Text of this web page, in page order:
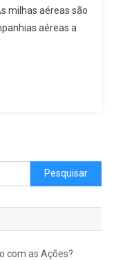
milhas aéreas são
aéreas a
Pesquisar por:
com as Ações?